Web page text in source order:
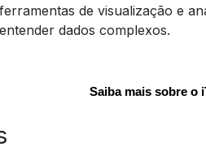
ferramentas de visualização e
entender dados complexos.
Saiba mais sobre o